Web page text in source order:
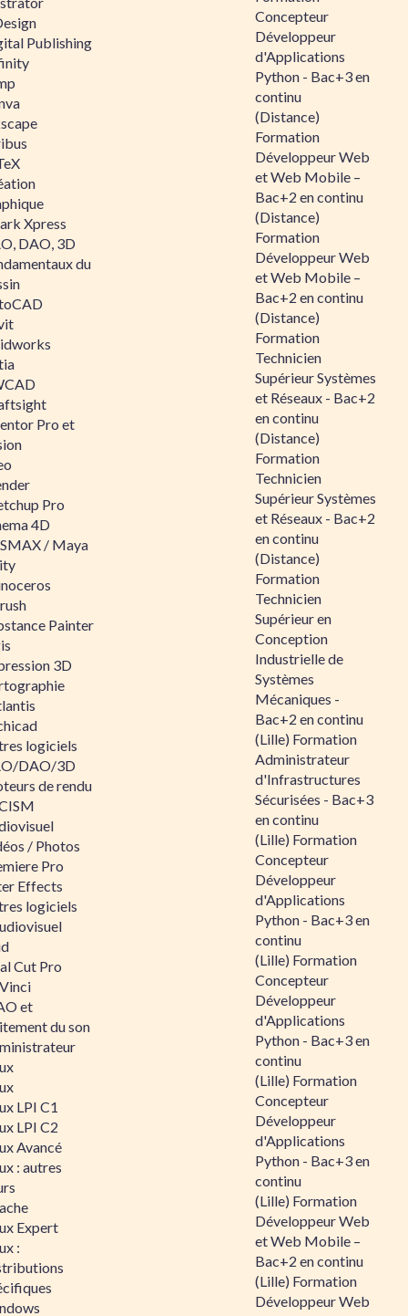
Publishing
Xpress
DAO, 3D
du
Pro et
Pro
4D
/ Maya
Painter
3D
logiciels
DAO/3D
de rendu
/ Photos
Pro
Effects
logiciels
Cut Pro
et
du son
LPI C1
LPI C2
Avancé
: autres
Expert
:
Concepteur
Développeur
d'Applications
Python - Bac+3 en
continu
(Distance)
Formation
Développeur Web
et Web Mobile –
Bac+2 en continu
(Distance)
Formation
Développeur Web
et Web Mobile –
Bac+2 en continu
(Distance)
Formation
Technicien
Supérieur Systèmes
et Réseaux - Bac+2
en continu
(Distance)
Formation
Technicien
Supérieur Systèmes
et Réseaux - Bac+2
en continu
(Distance)
Formation
Technicien
Supérieur en
Conception
Industrielle de
Systèmes
Mécaniques -
Bac+2 en continu
(Lille) Formation
Administrateur
d'Infrastructures
Sécurisées - Bac+3
en continu
(Lille) Formation
Concepteur
Développeur
d'Applications
Python - Bac+3 en
continu
(Lille) Formation
Concepteur
Développeur
d'Applications
Python - Bac+3 en
continu
(Lille) Formation
Concepteur
Développeur
d'Applications
Python - Bac+3 en
continu
(Lille) Formation
Développeur Web
et Web Mobile –
Bac+2 en continu
(Lille) Formation
Développeur Web